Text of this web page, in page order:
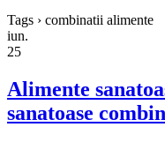
Tags › combinatii alimente
iun.
25
Alimente
sanatoase